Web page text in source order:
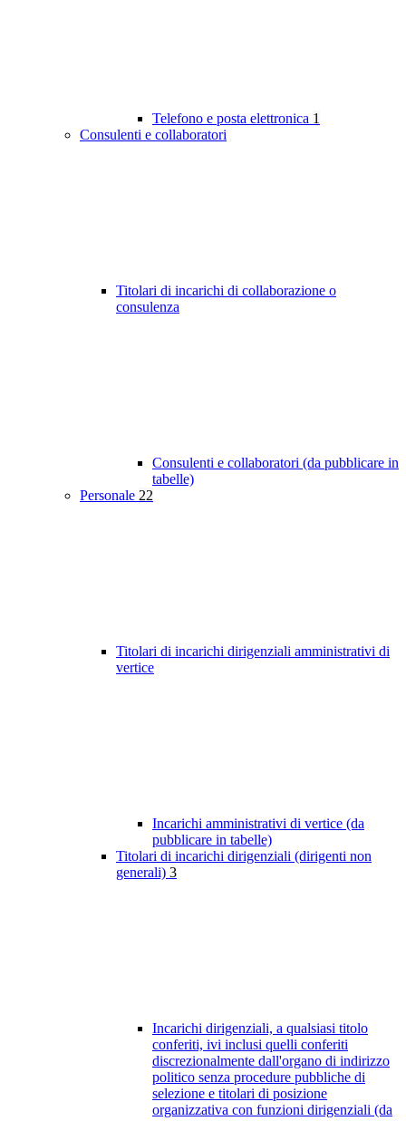
Telefono e posta elettronica 1
Consulenti e collaboratori
Titolari di incarichi di collaborazione o
consulenza
Consulenti e collaboratori (da pubblicare in
tabelle)
Personale 22
Titolari di incarichi dirigenziali amministrativi di
vertice
Incarichi amministrativi di vertice (da
pubblicare in tabelle)
Titolari di incarichi dirigenziali (dirigenti non
generali) 3
Incarichi dirigenziali, a qualsiasi titolo
conferiti, ivi inclusi quelli conferiti
discrezionalmente dall'organo di indirizzo
politico senza procedure pubbliche di
selezione e titolari di posizione
organizzativa con funzioni dirigenziali (da